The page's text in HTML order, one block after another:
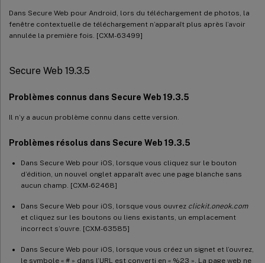
Dans Secure Web pour Android, lors du téléchargement de photos, la
fenêtre contextuelle de téléchargement n’apparaît plus après l’avoir
annulée la première fois. [CXM-63499]
Secure Web 19.3.5
Problèmes connus dans Secure Web 19.3.5
Il n’y a aucun problème connu dans cette version.
Problèmes résolus dans Secure Web 19.3.5
Dans Secure Web pour iOS, lorsque vous cliquez sur le bouton
d’édition, un nouvel onglet apparaît avec une page blanche sans
aucun champ. [CXM-62468]
Dans Secure Web pour iOS, lorsque vous ouvrez clickit.oneok.com
et cliquez sur les boutons ou liens existants, un emplacement
incorrect s’ouvre. [CXM-63585]
Dans Secure Web pour iOS, lorsque vous créez un signet et l’ouvrez,
le symbole « # » dans l’URL est converti en « %23 ». La page web ne